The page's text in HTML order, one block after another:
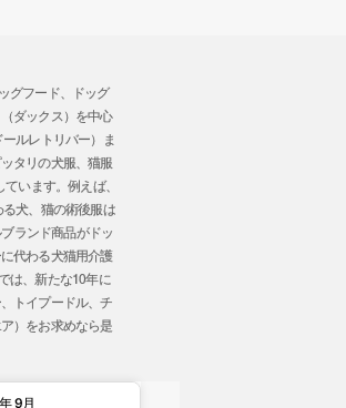
グフード、ドッグ
ダックス）を中心
ルレトリバー）ま
タリの犬服、猫服
います。例えば、
犬、猫の術後服は
ランド商品がドッ
代わる犬猫用介護
は、新たな10年に
トイプードル、チ
）をお求めなら是
9月